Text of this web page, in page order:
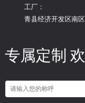
工厂：
青县经济开发区南
专属定制